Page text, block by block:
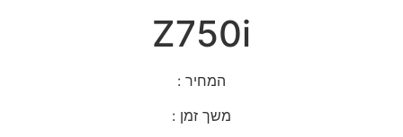
Z750i
המחיר :
משך זמן :